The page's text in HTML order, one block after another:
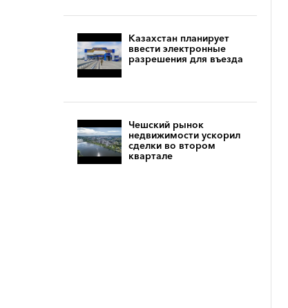
Казахстан планирует
ввести электронные
разрешения для въезда
Чешский рынок
недвижимости ускорил
сделки во втором
квартале